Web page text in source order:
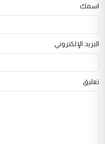
اسمك
البريد الإلكتروني
تعليق